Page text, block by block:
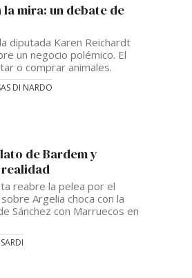
mira: un debate de
diputada Karen Reichardt
un negocio polémico. El
o comprar animales.
DI NARDO
de Bardem y
realidad
reabre la pelea por el
Argelia choca con la
Sánchez con Marruecos en